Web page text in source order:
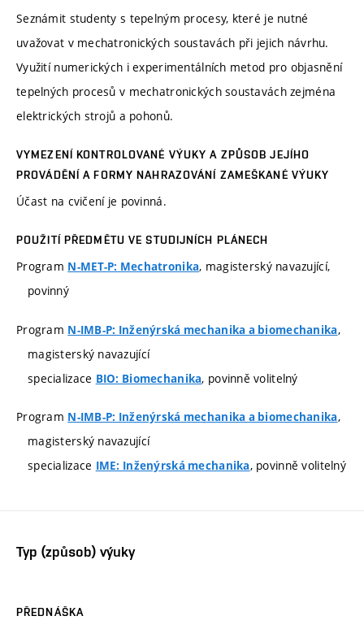
Seznámit studenty s tepelným procesy, které je nutné
uvažovat v mechatronických soustavách při jejich návrhu.
Využití numerických i experimentálních metod pro objasnění
tepelných procesů v mechatronických soustavách zejména
elektrických strojů a pohonů.
VYMEZENÍ KONTROLOVANÉ VÝUKY A ZPŮSOB JEJÍHO
PROVÁDĚNÍ A FORMY NAHRAZOVÁNÍ ZAMEŠKANÉ VÝUKY
Účast na cvičení je povinná.
POUŽITÍ PŘEDMĚTU VE STUDIJNÍCH PLÁNECH
Program N-MET-P: Mechatronika, magisterský navazující,
povinný
Program N-IMB-P: Inženýrská mechanika a biomechanika,
magisterský navazující
specializace BIO: Biomechanika, povinně volitelný
Program N-IMB-P: Inženýrská mechanika a biomechanika,
magisterský navazující
specializace IME: Inženýrská mechanika, povinně volitelný
Typ (způsob) výuky
PŘEDNÁŠKA